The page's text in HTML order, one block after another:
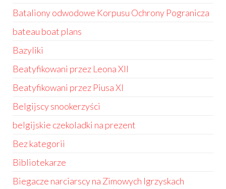
Bataliony odwodowe Korpusu Ochrony Pogranicza
bateau boat plans
Bazyliki
Beatyfikowani przez Leona XII
Beatyfikowani przez Piusa XI
Belgijscy snookerzyści
belgijskie czekoladki na prezent
Bez kategorii
Bibliotekarze
Biegacze narciarscy na Zimowych Igrzyskach